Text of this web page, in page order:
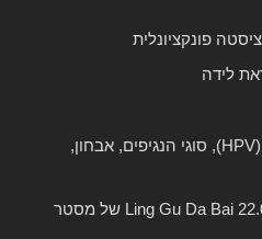
פונקציונלית
לידה
וירוס הפפילומה האנושי (HPV), סוגי הנגיפים, אבחון,
נקודות דיקור 22.04 + 22.05 Ling Gu Da Bai של מסטר